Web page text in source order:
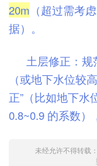
20m （超过需考
据）。
土层修正：
（或地下水位较
正”（比如地下水
0.8~0.9 的系数）
未经允许不得转载：